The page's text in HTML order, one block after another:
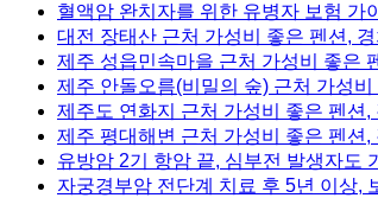
혈액암 완치자를 위한 유병자 보험 가
대전 장태산 근처 가성비 좋은 펜션,
제주 성읍민속마을 근처 가성비 좋은
제주 안돌오름(비밀의 숲) 근처 가성
제주도 연화지 근처 가성비 좋은 펜션,
제주 평대해변 근처 가성비 좋은 펜션,
유방암 2기 항암 끝, 심부전 발생자도
자궁경부암 전단계 치료 후 5년 이상,